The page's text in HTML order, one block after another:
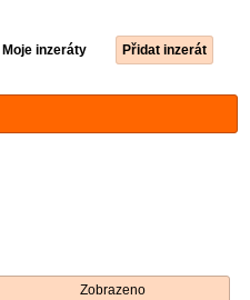
Moje inzeráty Přidat inzerát
Zobrazeno